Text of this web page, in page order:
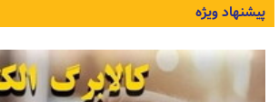
پیشنهاد ویژه